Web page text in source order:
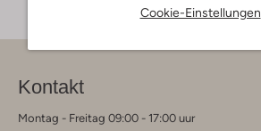
Cookie-Einstellungen
Kontakt
Montag - Freitag 09:00 - 17:00 uur